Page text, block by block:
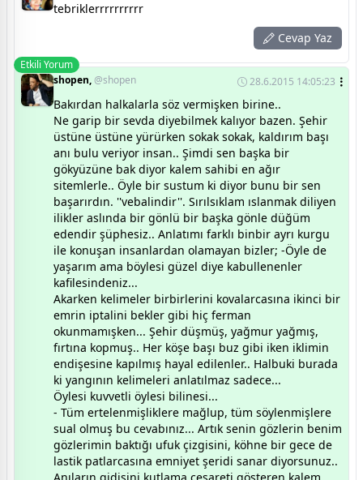
tebriklerrrrrrrrrr
Cevap Yaz
Etkili Yorum
shopen,@shopen 28.6.2015 14:05:23
Bakırdan halkalarla söz vermişken birine..
Ne garip bir sevda diyebilmek kalıyor bazen. Şehir
üstüne üstüne yürürken sokak sokak, kaldırım başı
anı bulu veriyor insan.. Şimdi sen başka bir
gökyüzüne bak diyor kalem sahibi en ağır
sitemlerle.. Öyle bir sustum ki diyor bunu bir sen
başarırdın. ''vebalindir''. Sırılsıklam ıslanmak diliyen
ilikler aslında bir gönlü bir başka gönle düğüm
edendir şüphesiz.. Anlatımı farklı binbir ayrı kurgu
ile konuşan insanlardan olamayan bizler; -Öyle de
yaşarım ama böylesi güzel diye kabullenenler
kafilesindeniz...
Akarken kelimeler birbirlerini kovalarcasına ikinci bir
emrin iptalini bekler gibi hiç ferman
okunmamışken... Şehir düşmüş, yağmur yağmış,
fırtına kopmuş.. Her köşe başı buz gibi iken iklimin
endişesine kapılmış hayal edilenler.. Halbuki burada
ki yangının kelimeleri anlatılmaz sadece...
Öylesi kuvvetli öylesi bilinesi...
- Tüm ertelenmişliklere mağlup, tüm söylenmişlere
sual olmuş bu cevabınız... Artık senin gözlerin benim
gözlerimin baktığı ufuk çizgisini, köhne bir gece de
lastik patlarcasına emniyet şeridi sanar diyorsunuz..